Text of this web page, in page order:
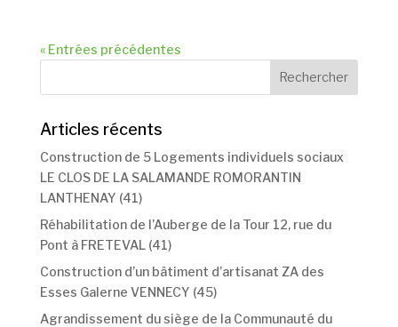
« Entrées précédentes
Articles récents
Construction de 5 Logements individuels sociaux
LE CLOS DE LA SALAMANDE ROMORANTIN
LANTHENAY (41)
Réhabilitation de l’Auberge de la Tour 12, rue du
Pont à FRETEVAL (41)
Construction d’un bâtiment d’artisanat ZA des
Esses Galerne VENNECY (45)
Agrandissement du siège de la Communauté du